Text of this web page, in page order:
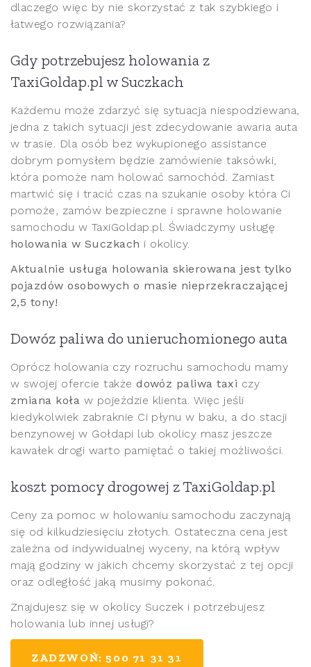
dlaczego więc by nie skorzystać z tak szybkiego i
łatwego rozwiązania?
Gdy potrzebujesz holowania z
TaxiGoldap.pl w Suczkach
Każdemu może zdarzyć się sytuacja niespodziewana,
jedna z takich sytuacji jest zdecydowanie awaria auta
w trasie. Dla osób bez wykupionego assistance
dobrym pomysłem będzie zamówienie taksówki,
która pomoże nam holować samochód. Zamiast
martwić się i tracić czas na szukanie osoby która Ci
pomoże, zamów bezpieczne i sprawne holowanie
samochodu w TaxiGoldap.pl. Świadczymy usługę
holowania w Suczkach i okolicy.
Aktualnie usługa holowania skierowana jest tylko
pojazdów osobowych o masie nieprzekraczającej
2,5 tony!
Dowóz paliwa do unieruchomionego auta
Oprócz holowania czy rozruchu samochodu mamy
w swojej ofercie takżedowóz paliwa taxi czy
zmiana koła w pojeździe klienta. Więc jeśli
kiedykolwiek zabraknie Ci płynu w baku, a do stacji
benzynowej w Gołdapi lub okolicy masz jeszcze
kawałek drogi warto pamiętać o takiej możliwości.
koszt pomocy drogowej z TaxiGoldap.pl
Ceny za pomoc w holowaniu samochodu zaczynają
się od kilkudziesięciu złotych. Ostateczna cena jest
zależna od indywidualnej wyceny, na którą wpływ
mają godziny w jakich chcemy skorzystać z tej opcji
oraz odległość jaką musimy pokonać.
Znajdujesz się w okolicy Suczek i potrzebujesz
holowania lub innej usługi?
ZADZWOŃ: 500 71 31 31